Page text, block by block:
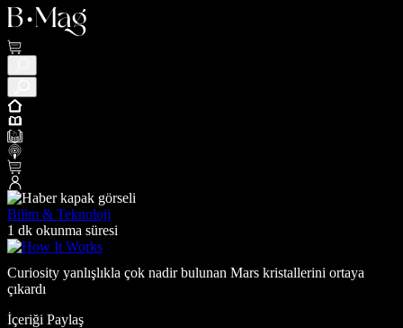
Bilim & Teknoloji
1 dk okunma süresi
Curiosity yanlışlıkla çok nadir bulunan Mars kristallerini ortaya
çıkardı
İçeriği Paylaş